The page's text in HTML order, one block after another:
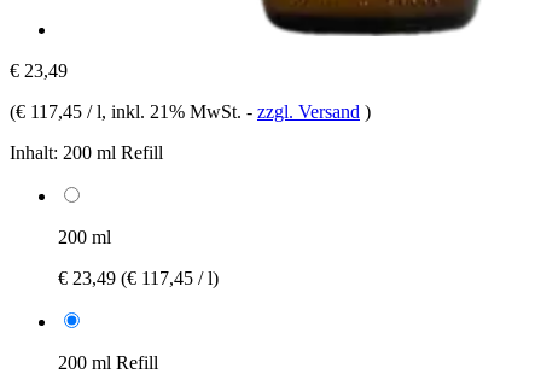
€ 23,49
(€ 117,45 / l, inkl. 21% MwSt. - zzgl. Versand )
Inhalt: 200 ml Refill
200 ml
€ 23,49 (€ 117,45 / l)
200 ml Refill